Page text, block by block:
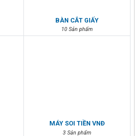
BÀN CẮT GIẤY
10 Sản phẩm
MÁY SOI TIỀN VNĐ
3 Sản phẩm